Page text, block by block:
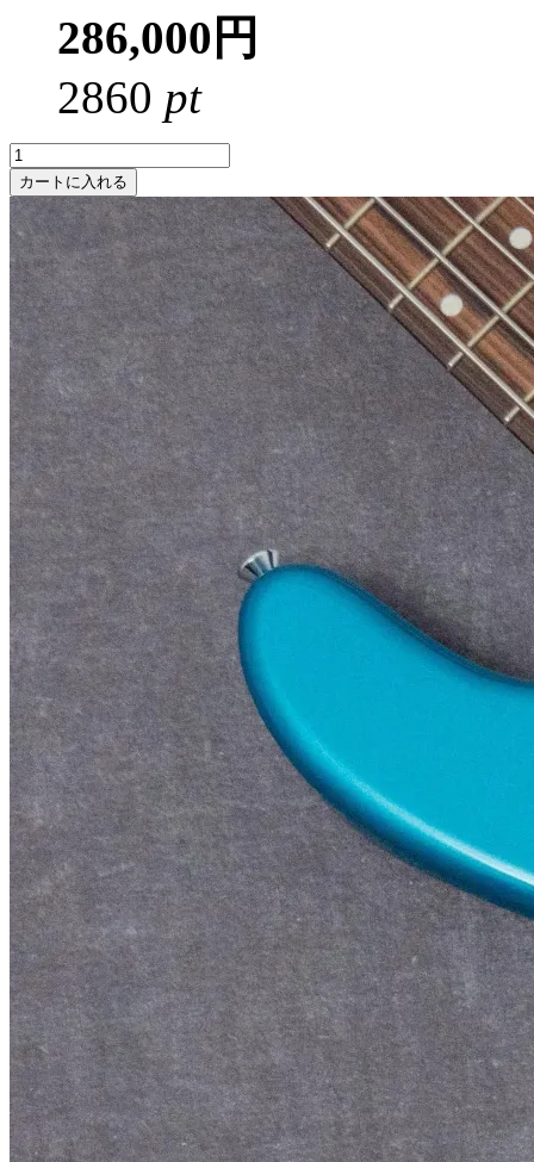
286,000円
2860 pt
カートに入れる